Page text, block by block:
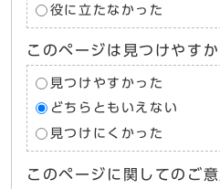
役に立たなかった
このページは見つけやす
見つけやすかった
どちらともいえない
見つけにくかった
このページに関してのご